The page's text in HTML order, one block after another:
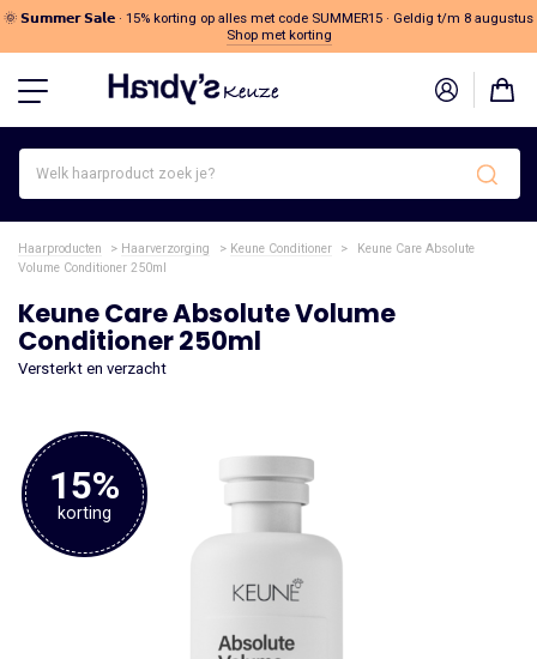
🌞 𝗦𝘂𝗺𝗺𝗲𝗿 𝗦𝗮𝗹𝗲 · 15% korting op alles met code SUMMER15 · Geldig t/m 8 augustus
Shop met korting
haarproduct
zoek
je?
Haarproducten > Haarverzorging > Keune Conditioner >
Keune Care Absolute
Volume Conditioner 250ml
Keune Care Absolute Volume
Conditioner 250ml
Versterkt en verzacht
15%
korting